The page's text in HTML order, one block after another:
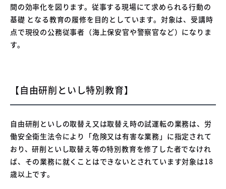
間の効率化を図ります。従事する現場にて求められる行動の
基礎 となる教育の履修を目的としています。対象は、受講時
点で現役の公務従事者（海上保安官や警察官など）になりま
す。
【自由研削といし特別教育】
自由研削といしの取替え又は取替え時の試運転の業務は、労
働安全衛生法令により「危険又は有害な業務」に指定されて
おり、研削といし取替え等の特別教育を修了した者でなけれ
ば、その業務に就くことはできないとされています対象は18
歳以上です。